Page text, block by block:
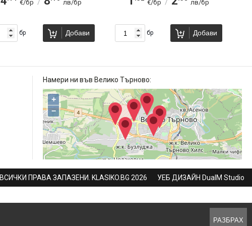
€/бр / лв/бр
бр Добави
€/бр / лв/бр
бр Добави
Намери ни във Велико Търново:
+
−
ВСИЧКИ ПРАВА ЗАПАЗЕНИ. KLASIKO.BG 2026 УЕБ ДИЗАЙН DualM Studio
РАЗБРАХ